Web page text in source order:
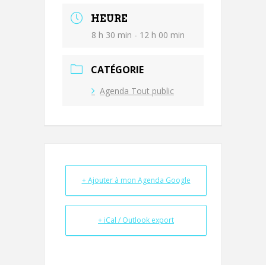
HEURE
8 h 30 min - 12 h 00 min
CATÉGORIE
Agenda Tout public
+ Ajouter à mon Agenda Google
+ iCal / Outlook export